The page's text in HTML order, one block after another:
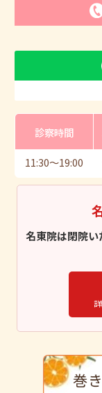
診察時間
11:30〜19:00
名東院は閉院い